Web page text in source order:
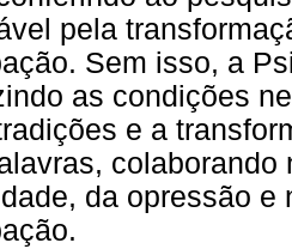
pela
Sem isso, a
as condições
e a
colaborando
da opressão e